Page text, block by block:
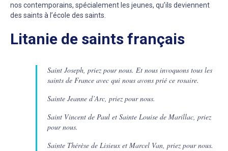
nos contemporains, spécialement les jeunes, qu’ils deviennent
des saints à l’école des saints.
Litanie de saints français
Saint Joseph, priez pour nous. Et nous invoquons tous les
saints de France avec qui nous avons prié ce rosaire.
Sainte Jeanne d’Arc, priez pour nous.
Saint Vincent de Paul et Sainte Louise de Marillac, priez
pour nous.
Sainte Thérèse de Lisieux et Marcel Van, priez pour nous.